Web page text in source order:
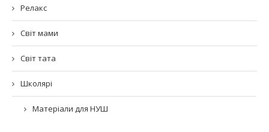
Релакс
Світ мами
Світ тата
Школярі
Матеріали для НУШ